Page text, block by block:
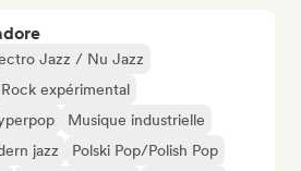
Jazz / Nu Jazz
Rock expérimental
Musique industrielle
jazz
Polski Pop/Polish Pop